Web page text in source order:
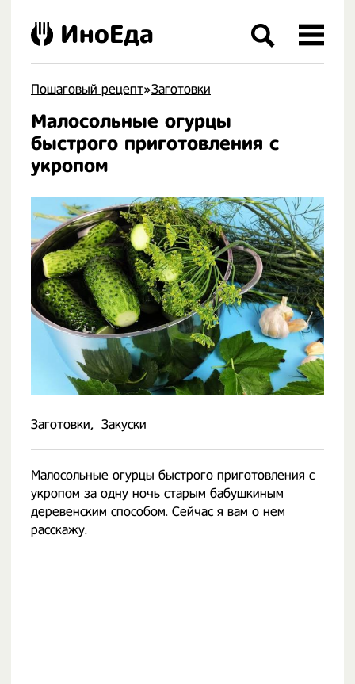
Пошаговый рецепт»Заготовки
Малосольные огурцы
быстрого приготовления с
укропом
Заготовки Закуски
Малосольные огурцы быстрого приготовления с
укропом за одну ночь старым бабушкиным
деревенским способом. Сейчас я вам о нем
расскажу.
ИноЕда